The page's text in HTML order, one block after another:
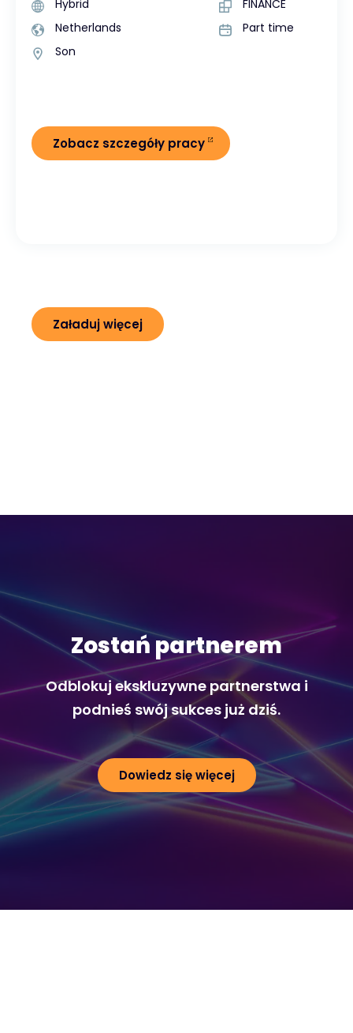
Hybrid
Netherlands
Son
FINANCE
Part time
Zobacz szczegóły pracy
Załaduj więcej
Zostań partnerem
Odblokuj ekskluzywne partnerstwa i
podnieś swój sukces już dziś.
Dowiedz się więcej